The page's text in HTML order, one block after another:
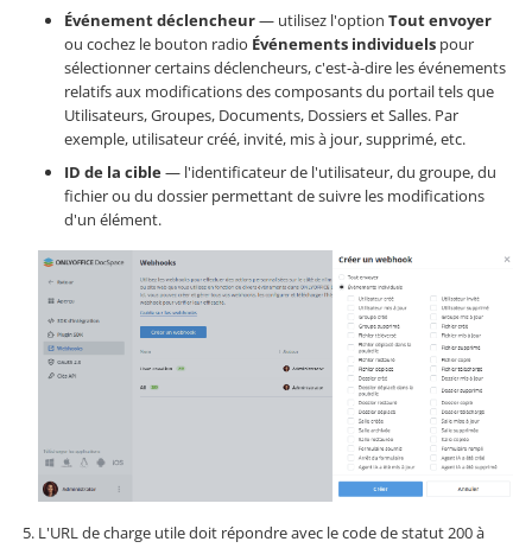
Événement déclencheur— utilisez l'option Tout envoyer
ou cochez le bouton radio Événements individuels pour
sélectionner certains déclencheurs, c'est-à-dire les événements
relatifs aux modifications des composants du portail tels que
Utilisateurs, Groupes, Documents, Dossiers et Salles. Par
exemple, utilisateur créé, invité, mis à jour, supprimé, etc.
ID de la cible— l'identificateur de l'utilisateur, du groupe, du
fichier ou du dossier permettant de suivre les modifications
d'un élément.
L'URL de charge utile doit répondre avec le code de statut 200 à